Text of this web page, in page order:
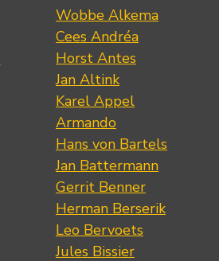
Wobbe Alkema
Cees Andréa
Horst Antes
Jan Altink
Karel Appel
Armando
Hans von Bartels
Jan Battermann
Gerrit Benner
Herman Berserik
Leo Bervoets
Jules Bissier